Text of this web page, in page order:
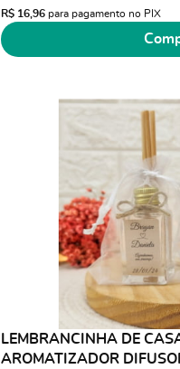
R$ 16,96 para pagamento no PIX
LEMBRANCINHA DE
AROMATIZADOR